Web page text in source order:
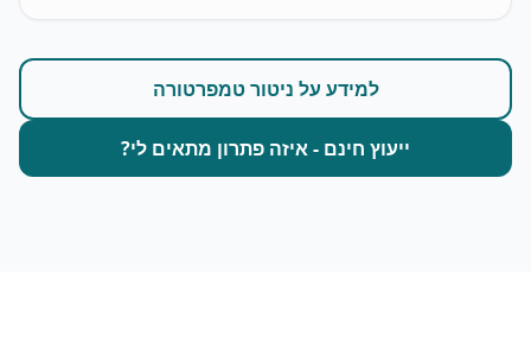
למידע על ניטור טמפרטורה
ייעוץ חינם - איזה פתרון מתאים לי?